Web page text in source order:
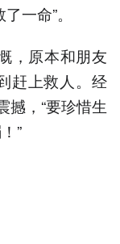
一命”。
，原本和朋友
赶上救人。经
撼，“要珍惜生
”